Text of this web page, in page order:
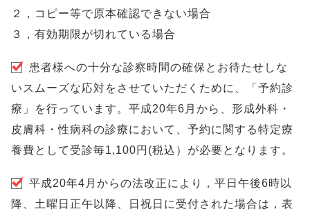
２，コピー等で原本確認できない場合
３，有効期限が切れている場合
患者様への十分な診察時間の確保とお待たせしな
いスムーズな応対をさせていただくために、「予約診
療」を行っています。平成20年6月から、形成外科・
皮膚科・性病科の診療において、予約に関する特定療
養費として受診毎1,100円(税込）が必要となります。
平成20年4月からの法改正により，平日午後6時以
降、土曜日正午以降、日祝日に受付された場合は，表